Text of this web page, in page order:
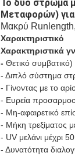
Το δύο στρώμα
Μεταφορών)
Μακρύ
Χαρακτηριστικό
Χαρακτηριστικά
- Θετικό
- Διπλό σύστημα
- Γίνοντας με το
- Ευρεία
- Μη-αφαιρετικό
- Μήκη τρεξίματος
- UV μελάνι μέχρι
- Δυνατότητα